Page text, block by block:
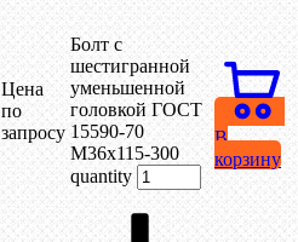
Цена
по
запросу
Болт с
шестигранной
уменьшенной
головкой ГОСТ
15590-70
М36х115-300
quantity
В
корзину